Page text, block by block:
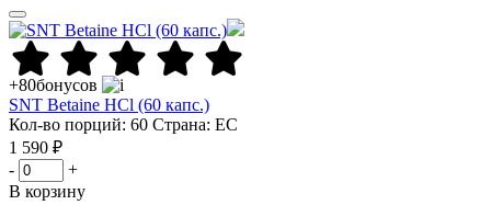
+80бонусов
SNT Betaine HCl (60 капс.)
Кол-во порций: 60 Страна: ЕС
1 590 ₽
-
+
В корзину